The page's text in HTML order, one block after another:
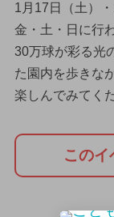
1月17日（土）
金・土・日に行
30万球が彩る光
た園内を歩きな
楽しんでみてく
この